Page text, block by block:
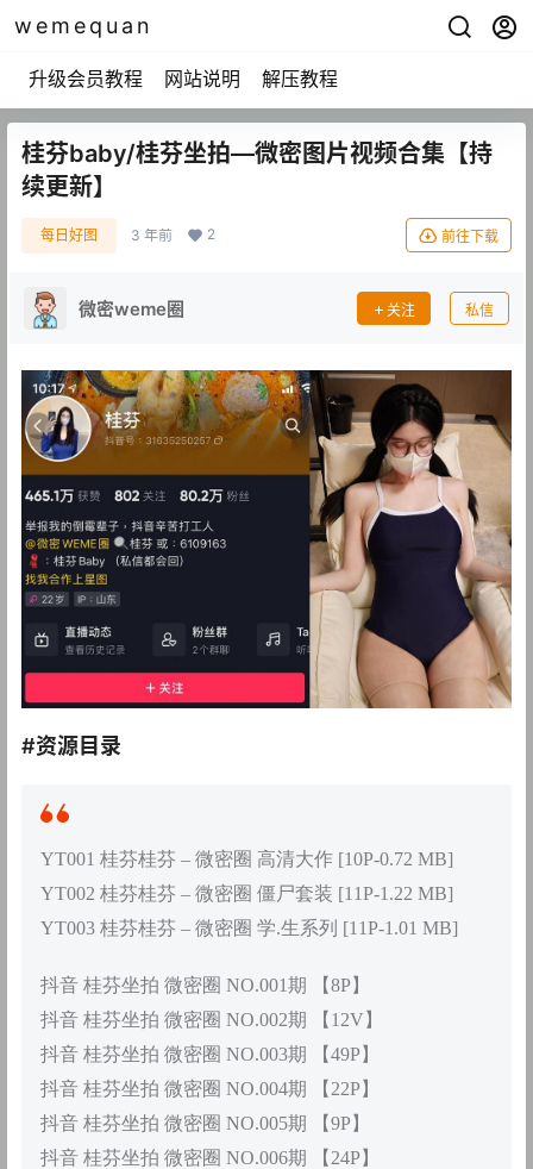
wemequan
升级会员教程 网站说明 解压教程
桂芬baby/桂芬坐拍—微密图片视频合集【持
续更新】
每日好图 3 年前 2 前往下载
微密weme圈 关注 私信
#资源目录
YT001 桂芬桂芬 – 微密圈 高清大作 [10P-0.72 MB]
YT002 桂芬桂芬 – 微密圈 僵尸套装 [11P-1.22 MB]
YT003 桂芬桂芬 – 微密圈 学.生系列 [11P-1.01 MB]
抖音 桂芬坐拍 微密圈 NO.001期 【8P】
抖音 桂芬坐拍 微密圈 NO.002期 【12V】
抖音 桂芬坐拍 微密圈 NO.003期 【49P】
抖音 桂芬坐拍 微密圈 NO.004期 【22P】
抖音 桂芬坐拍 微密圈 NO.005期 【9P】
抖音 桂芬坐拍 微密圈 NO.006期 【24P】